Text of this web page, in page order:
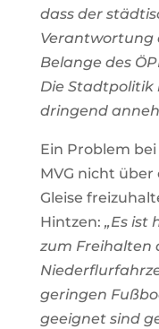
dass der
Verantwortung
Belange des
Die Stadtpolitik
dringend
Ein Problem
MVG nicht
Gleise
Hintzen: „Es ist
zum Freihalten
geringen
geeignet sind